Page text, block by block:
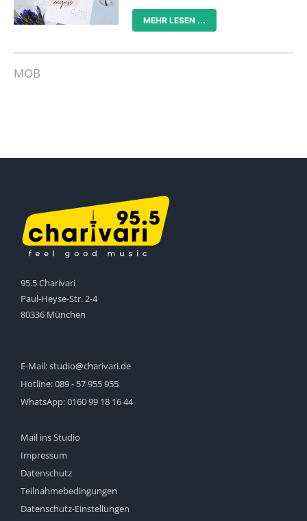
MEHR LESEN ...
MOB
95.5 Charivari
Paul-Heyse-Str. 2-4
80336 München
E-Mail:studio@charivari.de
Hotline:089 - 57 955 955
WhatsApp:0160 99 18 16 44
Mail ins Studio
Impressum
Datenschutz
Teilnahmebedingungen
Datenschutz-Einstellungen